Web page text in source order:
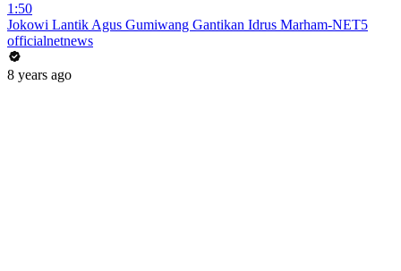
1:50
Jokowi Lantik Agus Gumiwang Gantikan Idrus Marham-NET5
officialnetnews
8 years ago